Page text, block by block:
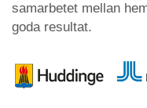
samarbetet mellan
goda resultat.